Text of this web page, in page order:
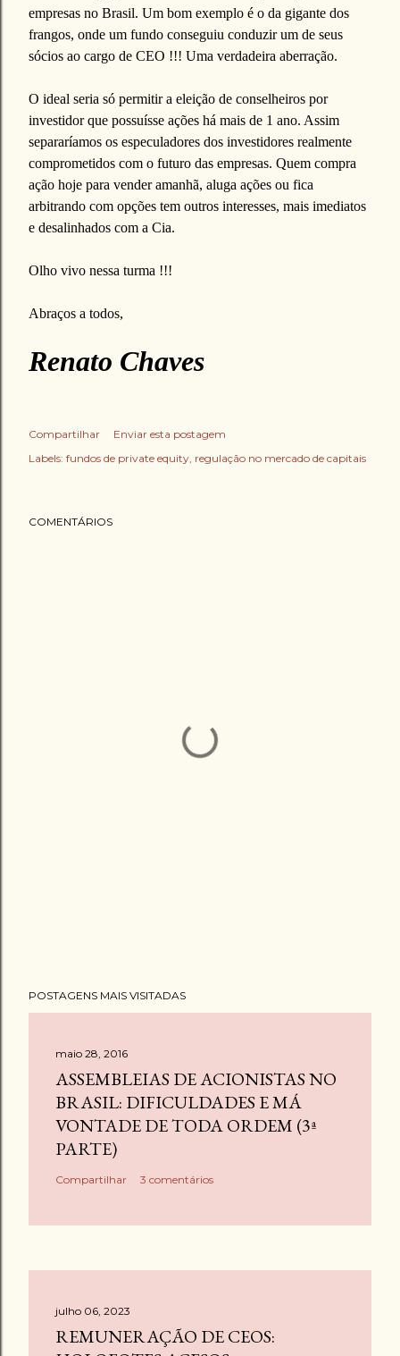
empresas no Brasil. Um bom exemplo é o da gigante dos
frangos, onde um fundo conseguiu conduzir um de seus
sócios ao cargo de CEO !!! Uma verdadeira aberração.
O ideal seria só permitir a eleição de conselheiros por
investidor que possuísse ações há mais de 1 ano. Assim
separaríamos os especuladores dos investidores realmente
comprometidos com o futuro das empresas. Quem compra
ação hoje para vender amanhã, aluga ações ou fica
arbitrando com opções tem outros interesses, mais imediatos
e desalinhados com a Cia.
Olho vivo nessa turma !!!
Abraços a todos,
Renato Chaves
Compartilhar
Enviar esta postagem
Labels: fundos de private equity regulação no mercado de capitais
COMENTÁRIOS
POSTAGENS MAIS VISITADAS
maio 28, 2016
ASSEMBLEIAS DE ACIONISTAS NO
BRASIL: DIFICULDADES E MÁ
VONTADE DE TODA ORDEM (3ª
PARTE)
Compartilhar 3 comentários
julho 06, 2023
REMUNERAÇÃO DE CEOS: